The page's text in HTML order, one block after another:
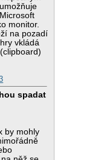
monitor.
na pozadí
vkládá
spadat
by mohly